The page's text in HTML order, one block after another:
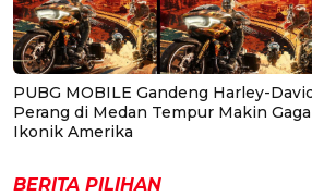
PUBG MOBILE Gandeng Harley-
Perang di Medan Tempur Makin
Ikonik Amerika
BERITA PILIHAN